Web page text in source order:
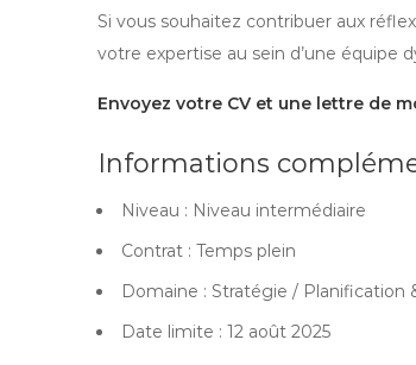
Si vous souhaitez contribuer aux
votre expertise au sein d’une équipe
Envoyez votre CV et une lettre de
Informations
Niveau : Niveau intermédiaire
Contrat : Temps plein
Domaine : Stratégie / Planification
Date limite : 12 août 2025